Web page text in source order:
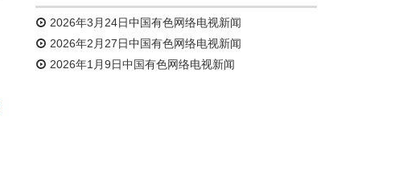
2026年3月24日中国有色网络电视新闻
2026年2月27日中国有色网络电视新闻
2026年1月9日中国有色网络电视新闻